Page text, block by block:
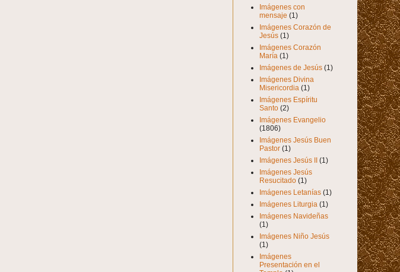
Imágenes con
mensaje (1)
Imágenes Corazón de
Jesús (1)
Imágenes Corazón
María (1)
Imágenes de Jesús (1)
Imágenes Divina
Misericordia (1)
Imágenes Espíritu
Santo (2)
Imágenes Evangelio
(1806)
Imágenes Jesús Buen
Pastor (1)
Imágenes Jesús II (1)
Imágenes Jesús
Resucitado (1)
Imágenes Letanías (1)
Imágenes Liturgia (1)
Imágenes Navideñas
(1)
Imágenes Niño Jesús
(1)
Imágenes
Presentación en el